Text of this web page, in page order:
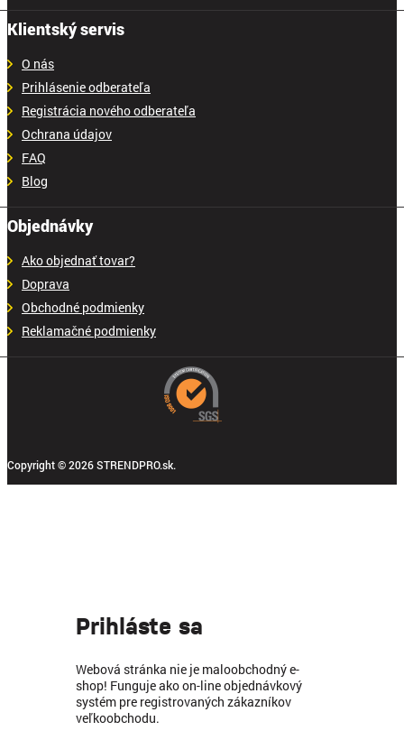
Klientský servis
O nás
Prihlásenie odberateľa
Registrácia nového odberateľa
Ochrana údajov
FAQ
Blog
Objednávky
Ako objednať tovar?
Doprava
Obchodné podmienky
Reklamačné podmienky
Copyright © 2026 STRENDPRO.sk.
Prihláste sa
Webová stránka nie je maloobchodný e-
shop! Funguje ako on-line objednávkový
systém pre registrovaných zákazníkov
veľkoobchodu.